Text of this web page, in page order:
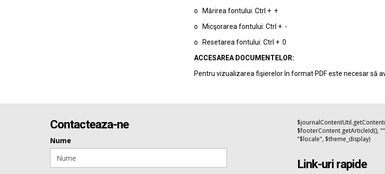
o Mărirea fontului: Ctrl + +
o Micşorarea fontului: Ctrl + -
o Resetarea fontului: Ctrl + 0
ACCESAREA DOCUMENTELOR:
Pentru vizualizarea fişierelor în format PDF este necesar să
Contacteaza-ne
Nume
$footerContent.getArticleId(),
"$locale", $theme_display)
Link-uri rapide